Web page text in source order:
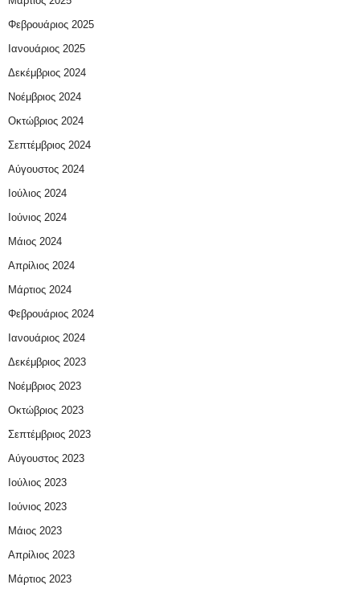
Φεβρουάριος 2025
Ιανουάριος 2025
Δεκέμβριος 2024
Νοέμβριος 2024
Οκτώβριος 2024
Σεπτέμβριος 2024
Αύγουστος 2024
Ιούλιος 2024
Ιούνιος 2024
Μάιος 2024
Απρίλιος 2024
Μάρτιος 2024
Φεβρουάριος 2024
Ιανουάριος 2024
Δεκέμβριος 2023
Νοέμβριος 2023
Οκτώβριος 2023
Σεπτέμβριος 2023
Αύγουστος 2023
Ιούλιος 2023
Ιούνιος 2023
Μάιος 2023
Απρίλιος 2023
Μάρτιος 2023